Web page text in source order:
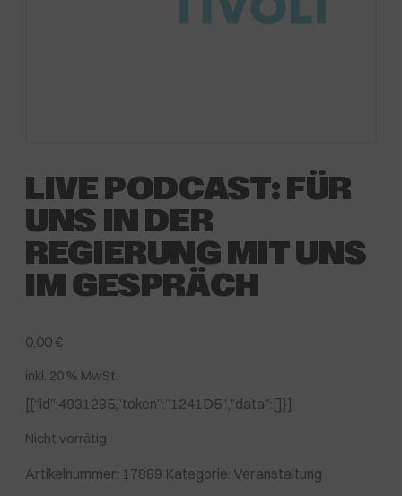
LIVE PODCAST: FÜR
UNS IN DER
REGIERUNG MIT UNS
IM GESPRÄCH
0,00€
inkl. 20 % MwSt.
[{“id”:4931285,”token”:”1241D5″,”data”:[]}]
Nicht vorrätig
Artikelnummer: 17889 Kategorie: Veranstaltung